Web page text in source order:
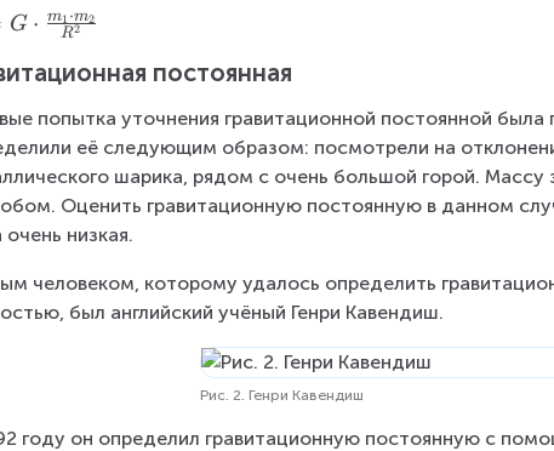
G ⋅ R2
m1 ⋅m2
постоянная
попытка уточнения гравитационной постоянной была
её следующим образом: посмотрели на
шарика, рядом с очень большой горой. Массу
Оценить гравитационную постоянную в данном
низкая.
человеком, которому удалось определить
был английский учёный Генри Кавендиш.
Рис. 2. Генри Кавендиш
году он определил гравитационную постоянную с